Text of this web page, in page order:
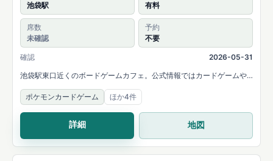
池袋駅
有料
席数
未確認
予約
不要
確認
2026-05-31
池袋駅東口近くのボードゲームカフェ。公式情報ではカードゲームや
TCGの持ち込みも可能と案内されています。
ポケモンカードゲーム
ほか4件
詳細 地図